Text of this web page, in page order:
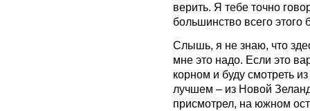
верить. Я тебе точно
большинство всего этого
Слышь, я не знаю, что
мне это надо. Если это
корном и буду смотреть
лучшем – из Новой
присмотрел, на южном